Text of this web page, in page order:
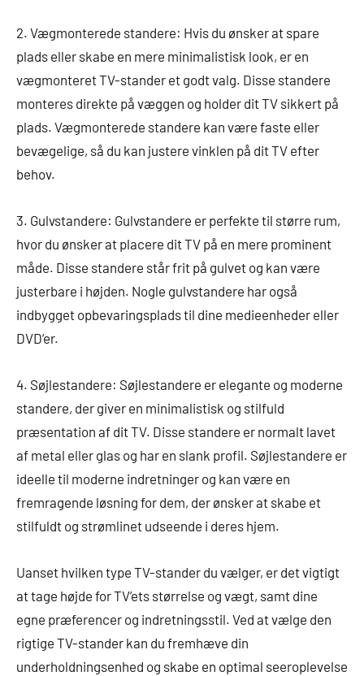
2. Vægmonterede standere: Hvis du ønsker at spare
plads eller skabe en mere minimalistisk look, er en
vægmonteret TV-stander et godt valg. Disse standere
monteres direkte på væggen og holder dit TV sikkert på
plads. Vægmonterede standere kan være faste eller
bevægelige, så du kan justere vinklen på dit TV efter
behov.
3. Gulvstandere: Gulvstandere er perfekte til større rum,
hvor du ønsker at placere dit TV på en mere prominent
måde. Disse standere står frit på gulvet og kan være
justerbare i højden. Nogle gulvstandere har også
indbygget opbevaringsplads til dine medieenheder eller
DVD’er.
4. Søjlestandere: Søjlestandere er elegante og moderne
standere, der giver en minimalistisk og stilfuld
præsentation af dit TV. Disse standere er normalt lavet
af metal eller glas og har en slank profil. Søjlestandere er
ideelle til moderne indretninger og kan være en
fremragende løsning for dem, der ønsker at skabe et
stilfuldt og strømlinet udseende i deres hjem.
Uanset hvilken type TV-stander du vælger, er det vigtigt
at tage højde for TV’ets størrelse og vægt, samt dine
egne præferencer og indretningsstil. Ved at vælge den
rigtige TV-stander kan du fremhæve din
underholdningsenhed og skabe en optimal seeroplevelse